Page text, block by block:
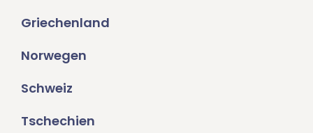
Griechenland
Norwegen
Schweiz
Tschechien